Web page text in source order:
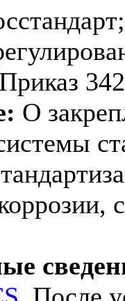
Приказ
О